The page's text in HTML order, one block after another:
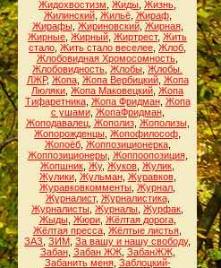
Жидохвостизм Жиды Жизнь
Жилинский, Жильё, Жираф,
Жирафы, Жириновский, Жирная,
Жирные Жирный Жиртрест, Жить
стало Жить стало веселее Жлоб
Жлобовидная Хромосомность
Жлобовидность Жлобы Жлобы.
ЛЖР, Жопа, Жопа Вербицкий, Жопа
Люляки Жопа Маковецкий Жопа
Тифаретника, Жопа Фридман, Жопа
с ушами, ЖопаФридман,
Жоподавалец, Жополиз, Жополизы,
Жопорожденцы Жопофилософ
Жопоёб, Жоппозиционерка,
Жоппозиционеры, Жоппоопозиция,
Жопшник Жу, Жуков Жулик
Жулики, Жульман, Журавков,
Журавковкомменты Журнал
Журналист, Журналистика,
Журналисты Журналы Журфак
Жыды, Жюри, Жёлтая дорога,
Жёлтая пресса Жёлтые листья
ЗАЗ ЗИМ За вашу и нашу свободу,
Забан, Забан ЖЖ, ЗабанЖЖ,
Забанить меня, Заблоцкий-